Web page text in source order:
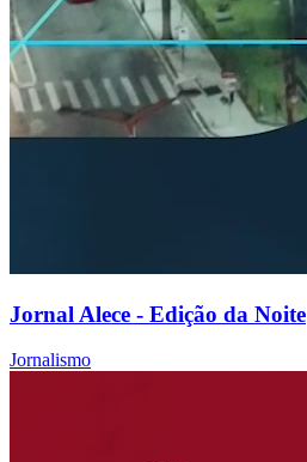
Jornal Alece - Edição da Noite
Jornalismo